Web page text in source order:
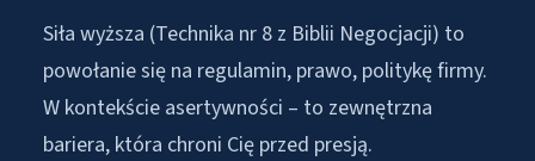
Siła wyższa (Technika nr 8 z Biblii Negocjacji) to
powołanie się na regulamin, prawo, politykę firmy.
W kontekście asertywności – to zewnętrzna
bariera, która chroni Cię przed presją.